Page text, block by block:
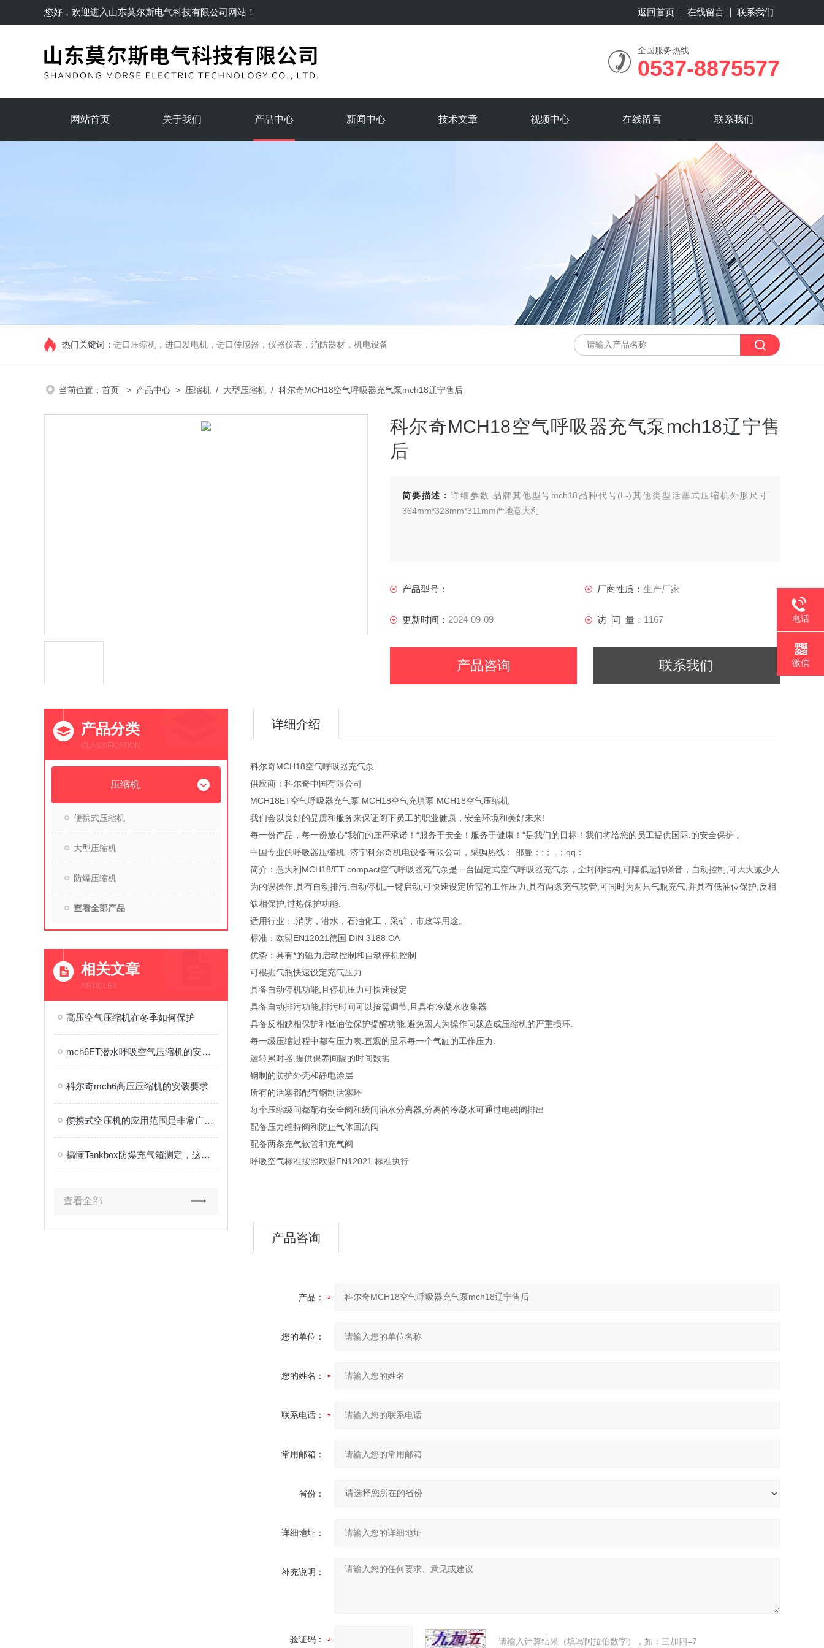
您好，欢迎进入 山东莫尔斯电气科技有限公司网站！ 返回首页 在线留言 联系我们
全国服务热线
0537-8875577
网站首页 关于我们 产品中心 新闻中心 技术文章 视频中心 在线留言 联系我们
热门关键词： 进口压缩机，进口发电机，进口传感器，仪器仪表，消防器材，机电设备
当前位置： 首页 > 产品中心 > 压缩机 / 大型压缩机 / 科尔奇MCH18空气呼吸器充气泵mch18辽宁售后
科尔奇MCH18空气呼吸器充气泵mch18辽宁售
后
简要描述：详细参数 品牌其他型号mch18品种代号(L-)其他类型活塞式压缩机外形尺寸
364mm*323mm*311mm产地意大利
产品型号： 厂商性质： 生产厂家
更新时间： 2024-09-09 访 问 量： 1167
产品咨询 联系我们
产品分类
CLASSIFICATION
压缩机
便携式压缩机
大型压缩机
防爆压缩机
查看全部产品
相关文章
ARTICLES
高压空气压缩机在冬季如何保护
mch6ET潜水呼吸空气压缩机的安装条件介绍
科尔奇mch6高压压缩机的安装要求
便携式空压机的应用范围是非常广泛的
搞懂Tankbox防爆充气箱测定，这几步关键操作才是硬核指南
查看全部
详细介绍
科尔奇MCH18空气呼吸器充气泵
供应商：科尔奇中国有限公司
MCH18ET空气呼吸器充气泵 MCH18空气充填泵 MCH18空气压缩机
我们会以良好的品质和服务来保证阁下员工的职业健康，安全环境和美好未来!
每一份产品，每一份放心"我们的庄严承诺！“服务于安全！服务于健康！"是我们的目标！我们将给您的员工提供国际.的安全保护 。
中国专业的呼吸器压缩机.-济宁科尔奇机电设备有限公司，采购热线： 邵曼：;； .；qq：
简介：意大利MCH18/ET compact空气呼吸器充气泵是一台固定式空气呼吸器充气泵，全封闭结构,可降低运转噪音，自动控制,可大大减少人
为的误操作,具有自动排污,自动停机,一键启动,可快速设定所需的工作压力,具有两条充气软管,可同时为两只气瓶充气,并具有低油位保护,反相
缺相保护,过热保护功能.
适用行业：.消防，潜水，石油化工，采矿，市政等用途。
标准：欧盟EN12021德国 DIN 3188 CA
优势：具有*的磁力启动控制和自动停机控制
可根据气瓶快速设定充气压力
具备自动停机功能,且停机压力可快速设定
具备自动排污功能,排污时间可以按需调节,且具有冷凝水收集器
具备反相缺相保护和低油位保护提醒功能,避免因人为操作问题造成压缩机的严重损环.
每一级压缩过程中都有压力表.直观的显示每一个气缸的工作压力.
运转累时器,提供保养间隔的时间数据.
钢制的防护外壳和静电涂层
所有的活塞都配有钢制活塞环
每个压缩级间都配有安全阀和级间油水分离器,分离的冷凝水可通过电磁阀排出
配备压力维持阀和防止气体回流阀
配备两条充气软管和充气阀
呼吸空气标准按照欧盟EN12021 标准执行
产品咨询
产品：
您的单位：
您的姓名：
联系电话：
常用邮箱：
省份：
详细地址：
补充说明：
验证码： 请输入计算结果（填写阿拉伯数字），如：三加四=7
电话
微信